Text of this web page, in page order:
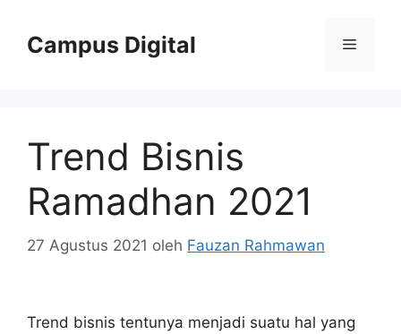
Campus Digital Menu
Trend Bisnis
Ramadhan 2021
27 Agustus 2021 oleh Fauzan Rahmawan
Trend bisnis tentunya menjadi suatu hal yang